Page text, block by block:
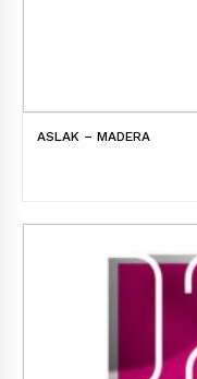
ASLAK – MADERA